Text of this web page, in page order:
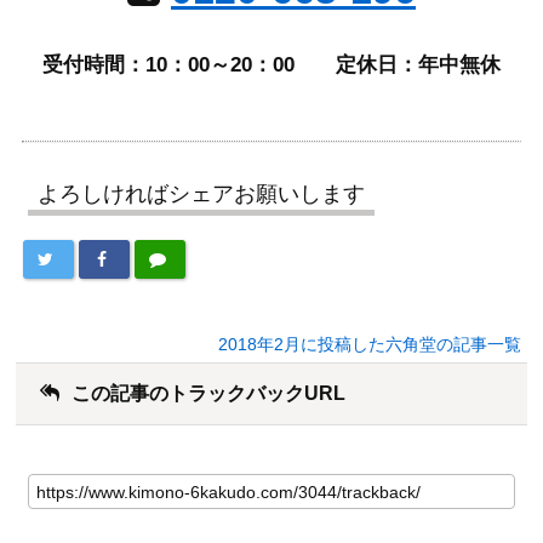
受付時間：10：00～20：00 定休日：年中無休
よろしければシェアお願いします
2018年2月に投稿した六角堂の記事一覧
この記事のトラックバックURL